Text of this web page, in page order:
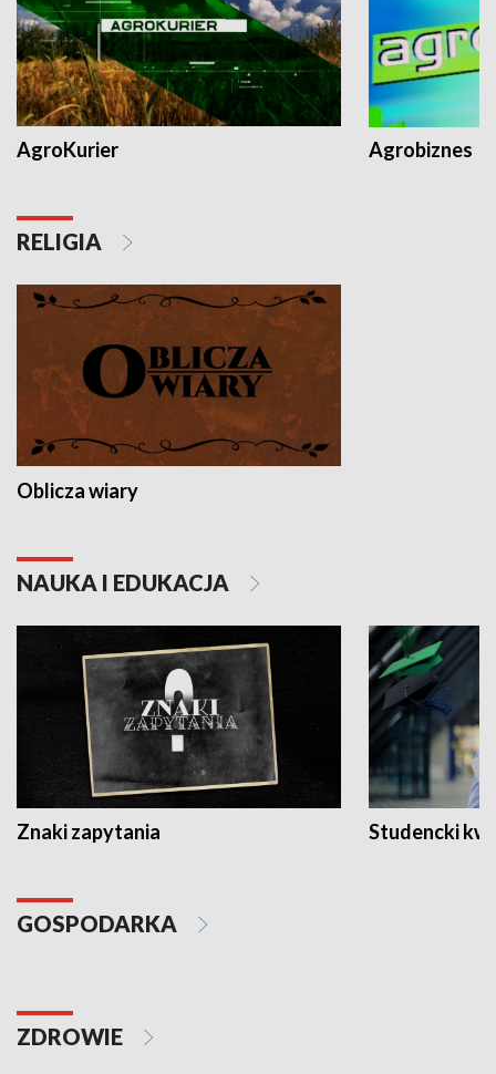
AgroKurier Agrobiznes
RELIGIA
Oblicza wiary
NAUKA I EDUKACJA
Znaki zapytania Studencki
GOSPODARKA
ZDROWIE